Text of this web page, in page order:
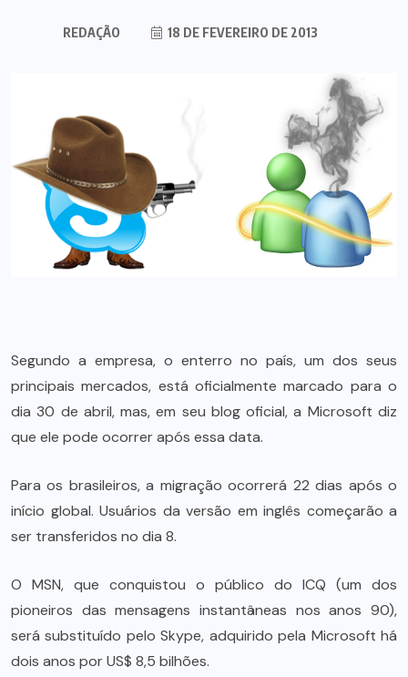
REDAÇÃO 18 DE FEVEREIRO DE 2013
Segundo a empresa, o enterro no país, um dos seus
principais mercados, está oficialmente marcado para o
dia 30 de abril, mas, em seu blog oficial, a Microsoft diz
que ele pode ocorrer após essa data.
Para os brasileiros, a migração ocorrerá 22 dias após o
início global. Usuários da versão em inglês começarão a
ser transferidos no dia 8.
O MSN, que conquistou o público do ICQ (um dos
pioneiros das mensagens instantâneas nos anos 90),
será substituído pelo Skype, adquirido pela Microsoft há
dois anos por US$ 8,5 bilhões.